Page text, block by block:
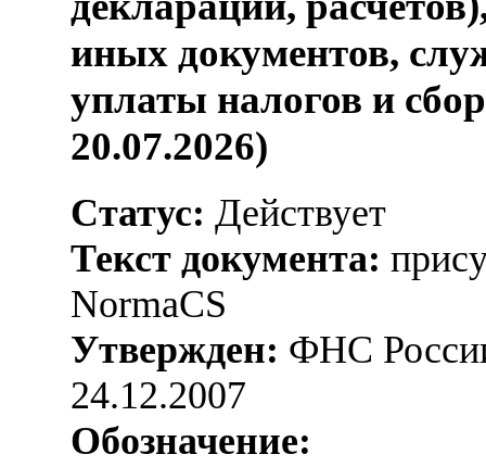
иных документов,
уплаты налогов и
20.07.2026)
Статус: Действует
Текст документа:
NormaCS
Утвержден: ФНС
24.12.2007
Обозначение: